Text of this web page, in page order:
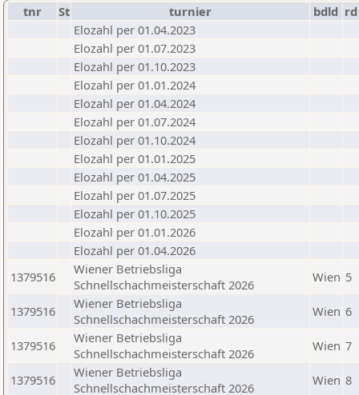
tnr St turnier bdld rd
Elozahl per 01.04.2023
Elozahl per 01.07.2023
Elozahl per 01.10.2023
Elozahl per 01.01.2024
Elozahl per 01.04.2024
Elozahl per 01.07.2024
Elozahl per 01.10.2024
Elozahl per 01.01.2025
Elozahl per 01.04.2025
Elozahl per 01.07.2025
Elozahl per 01.10.2025
Elozahl per 01.01.2026
Elozahl per 01.04.2026
1379516
Wiener Betriebsliga
Schnellschachmeisterschaft 2026
Wien 5
1379516
Wiener Betriebsliga
Schnellschachmeisterschaft 2026
Wien 6
1379516
Wiener Betriebsliga
Schnellschachmeisterschaft 2026
Wien 7
1379516
Wiener Betriebsliga
Schnellschachmeisterschaft 2026
Wien 8